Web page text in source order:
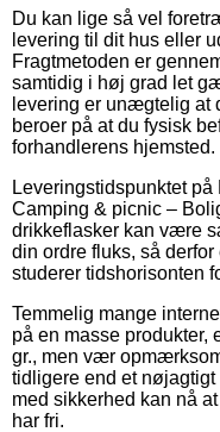
Du kan lige så vel
levering til dit hus eller
Fragtmetoden er
samtidig i høj grad let
levering er unægtelig at
beroer på at du fysisk
forhandlerens hjemsted.
Leveringstidspunktet
Camping & picnic –
drikkeflasker kan være
din ordre fluks, så
studerer tidshorisonten
Temmelig mange
på en masse produkter,
gr., men vær
tidligere end et
med sikkerhed kan nå
har fri.